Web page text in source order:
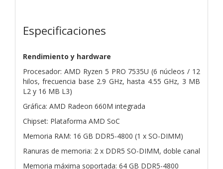
Especificaciones
Rendimiento y hardware
Procesador: AMD Ryzen 5 PRO 7535U (6 núcleos / 12
hilos, frecuencia base 2.9 GHz, hasta 4.55 GHz, 3 MB
L2 y 16 MB L3)
Gráfica: AMD Radeon 660M integrada
Chipset: Plataforma AMD SoC
Memoria RAM: 16 GB DDR5-4800 (1 x SO-DIMM)
Ranuras de memoria: 2 x DDR5 SO-DIMM, doble canal
Memoria máxima soportada: 64 GB DDR5-4800